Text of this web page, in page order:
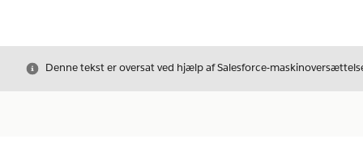
LukDenne tekst er oversat ved hjælp af Salesforce-